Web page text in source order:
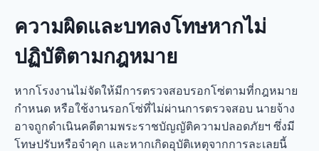
ความผิดและบทลงโทษหากไม่
ปฏิบัติตามกฎหมาย
หากโรงงานไม่จัดให้มีการตรวจสอบรอกโซ่ตามที่กฎหมาย
กำหนด หรือใช้งานรอกโซ่ที่ไม่ผ่านการตรวจสอบ นายจ้าง
อาจถูกดำเนินคดีตามพระราชบัญญัติความปลอดภัยฯ ซึ่งมี
โทษปรับหรือจำคุก และหากเกิดอุบัติเหตุจากการละเลยนี้